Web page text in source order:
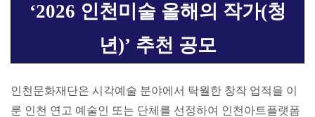
‘2026 인천미술 올해의 작가(청
년)’ 추천 공모
인천문화재단은 시각예술 분야에서 탁월한 창작 업적을 이
룬 인천 연고 예술인 또는 단체를 선정하여 인천아트플랫폼